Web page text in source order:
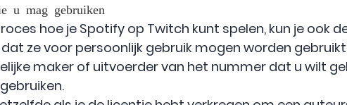
u mag gebruiken
hoe je Spotify op Twitch kunt spelen, kun je ook
ze voor persoonlijk gebruik mogen worden
maker of uitvoerder van het nummer dat u wilt